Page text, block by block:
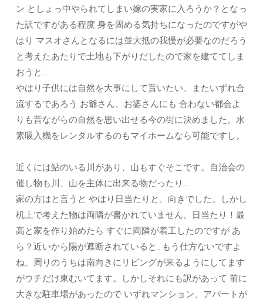
ン としょっ中やられてしまい嫁の実家に入ろうか？となっ
た訳ですがある程度 身を固める気持ちになったのですがや
はり マスオさんとなるには並大抵の我慢が必要なのだろう
と考えたあたりで土地も下がりだしたので家を建ててしま
おうと…
やはり子供には自然を大事にして貰いたい、またいずれ合
流するであろう お爺さん、お婆さんにも 合わない都会よ
りも昔ながらの自然を思い出せる今の街に決めました。水
素吸入機をレンタルするのもマイホームなら可能ですし。
近くには鮎のいる川があり、山もすぐそこです。自治会の
催し物も川、山を主体に出来る物だったり…
家の方はと言うと やはり日当たりと、向きでした。しかし
机上で考えた物は両隣が書かれていません。日当たり！最
高と家を作り始めたら すぐに両隣が着工したのですが あ
ら？近いから陽が遮断されていると…もう仕方ないですよ
ね、周りのうちは南向きにリビングが来るようにしてます
がウチだけ東むいてます。しかしそれにも訳があって 前に
大きな駐車場があったので いずれマンション、アパートが